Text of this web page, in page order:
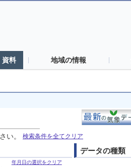
資料 地域の情報
い。 検索条件を全てクリア
年月日の選択をクリア
データの種類